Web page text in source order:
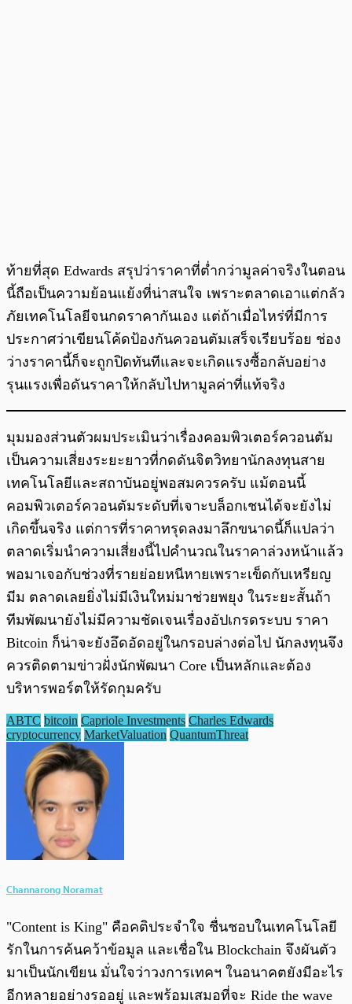
ท้ายที่สุด Edwards สรุปว่าราคาที่ต่ำกว่ามูลค่าจริงในตอน
นี้ถือเป็นความย้อนแย้งที่น่าสนใจ เพราะตลาดเอาแต่กลัว
ภัยเทคโนโลยีจนกดราคากันเอง แต่ถ้าเมื่อไหร่ที่มีการ
ประกาศว่าเขียนโค้ดป้องกันควอนตัมเสร็จเรียบร้อย ช่อง
ว่างราคานี้ก็จะถูกปิดทันทีและจะเกิดแรงซื้อกลับอย่าง
รุนแรงเพื่อดันราคาให้กลับไปหามูลค่าที่แท้จริง
มุมมองส่วนตัวผมประเมินว่าเรื่องคอมพิวเตอร์ควอนตัม
เป็นความเสี่ยงระยะยาวที่กดดันจิตวิทยานักลงทุนสาย
เทคโนโลยีและสถาบันอยู่พอสมควรครับ แม้ตอนนี้
คอมพิวเตอร์ควอนตัมระดับที่เจาะบล็อกเชนได้จะยังไม่
เกิดขึ้นจริง แต่การที่ราคาทรุดลงมาลึกขนาดนี้ก็แปลว่า
ตลาดเริ่มนำความเสี่ยงนี้ไปคำนวณในราคาล่วงหน้าแล้ว
พอมาเจอกับช่วงที่รายย่อยหนีหายเพราะเข็ดกับเหรียญ
มีม ตลาดเลยยิ่งไม่มีเงินใหม่มาช่วยพยุง ในระยะสั้นถ้า
ทีมพัฒนายังไม่มีความชัดเจนเรื่องอัปเกรดระบบ ราคา
Bitcoin ก็น่าจะยังอึดอัดอยู่ในกรอบล่างต่อไป นักลงทุนจึง
ควรติดตามข่าวฝั่งนักพัฒนา Core เป็นหลักและต้อง
บริหารพอร์ตให้รัดกุมครับ
ABTC bitcoin Capriole Investments Charles Edwards
cryptocurrency MarketValuation QuantumThreat
Channarong Noramat
"Content is King" คือคติประจำใจ ชื่นชอบในเทคโนโลยี
รักในการค้นคว้าข้อมูล และเชื่อใน Blockchain จึงผันตัว
มาเป็นนักเขียน มั่นใจว่าวงการเทคฯ ในอนาคตยังมีอะไร
อีกหลายอย่างรออยู่ และพร้อมเสมอที่จะ Ride the wave